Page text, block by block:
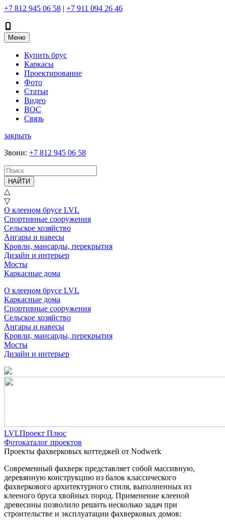
+7 812 945 06 58 | +7 911 094 26 46
Меню
Купить брус
Каркасы
Проектирование
Фото
Статьи
Видео
ВОС
Связь
закрыть
Звони: +7 812 945 06 58
НАЙТИ
△
▽
О клееном брусе LVL
Спортивные сооружения
Сельское хозяйство
Ангары и навесы
Кровли, мансарды, перекрытия
Дизайн и интерьер
Мосты
Каркасные дома
О клееном брусе LVL
Каркасные дома
Спортивные сооружения
Сельское хозяйство
Ангары и навесы
Кровли, мансарды, перекрытия
Мосты
Дизайн и интерьер
LVLПроект Плюс
Фотокаталог проектов
Проекты фахверковых коттеджей от Nodwerk
Современный фахверк представляет собой массивную,
деревянную конструкцию из балок классического
фахверкового архитектурного стиля, выполненных из
клееного бруса хвойных пород. Применение клееной
древесины позволило решить несколько задач при
строительстве и эксплуатации фахверковых домов: